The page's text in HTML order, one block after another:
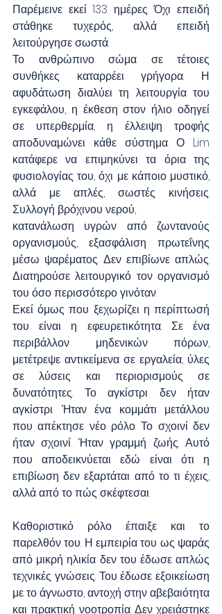
Παρέμεινε εκεί 133 ημέρες. Όχι επειδή
στάθηκε τυχερός, αλλά επειδή
λειτούργησε σωστά.
Το ανθρώπινο σώμα σε τέτοιες
συνθήκες καταρρέει γρήγορα. Η
αφυδάτωση διαλύει τη λειτουργία του
εγκεφάλου, η έκθεση στον ήλιο οδηγεί
σε υπερθερμία, η έλλειψη τροφής
αποδυναμώνει κάθε σύστημα. Ο Lim
κατάφερε να επιμηκύνει τα όρια της
φυσιολογίας του, όχι με κάποιο μυστικό,
αλλά με απλές, σωστές κινήσεις.
Συλλογή βρόχινου νερού,
κατανάλωση υγρών από ζωντανούς
οργανισμούς, εξασφάλιση πρωτεΐνης
μέσω ψαρέματος. Δεν επιβίωνε απλώς.
Διατηρούσε λειτουργικό τον οργανισμό
του όσο περισσότερο γινόταν.
Εκεί όμως που ξεχωρίζει η περίπτωσή
του είναι η εφευρετικότητα. Σε ένα
περιβάλλον μηδενικών πόρων,
μετέτρεψε αντικείμενα σε εργαλεία, ύλες
σε λύσεις και περιορισμούς σε
δυνατότητες. Το αγκίστρι δεν ήταν
αγκίστρι. Ήταν ένα κομμάτι μετάλλου
που απέκτησε νέο ρόλο. Το σχοινί δεν
ήταν σχοινί. Ήταν γραμμή ζωής. Αυτό
που αποδεικνύεται εδώ είναι ότι η
επιβίωση δεν εξαρτάται από το τι έχεις,
αλλά από το πώς σκέφτεσαι.
Καθοριστικό ρόλο έπαιξε και το
παρελθόν του. Η εμπειρία του ως ψαράς
από μικρή ηλικία δεν του έδωσε απλώς
τεχνικές γνώσεις. Του έδωσε εξοικείωση
με το άγνωστο, αντοχή στην αβεβαιότητα
και πρακτική νοοτροπία. Δεν χρειάστηκε